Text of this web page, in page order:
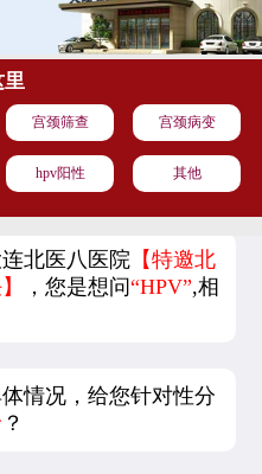
宫颈筛查 宫颈病变
hpv阳性 其他
北医八医院 【特邀北
，您是想问“HPV”,相
情况，给您针对性分
？